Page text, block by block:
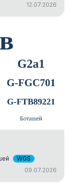
12.07.2026
WGS
09.07.2026